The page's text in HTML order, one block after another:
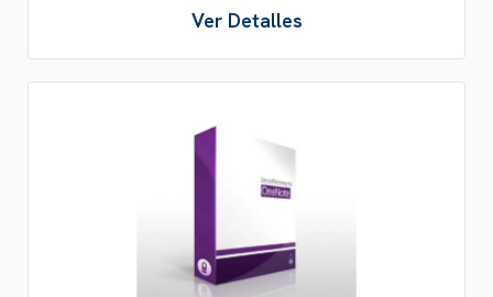
Ver Detalles